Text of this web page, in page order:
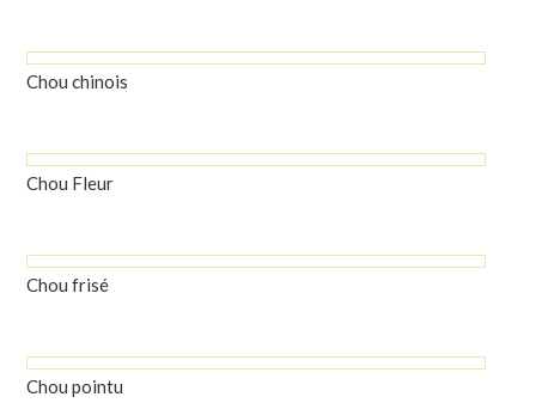
Chou chinois
Chou Fleur
Chou frisé
Chou pointu